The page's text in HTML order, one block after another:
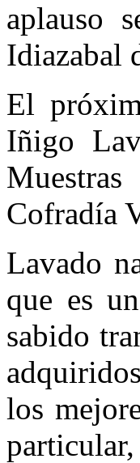
aplauso
Idiazabal
El
Iñigo
Cofradía
Lavado
que es
sabido
los